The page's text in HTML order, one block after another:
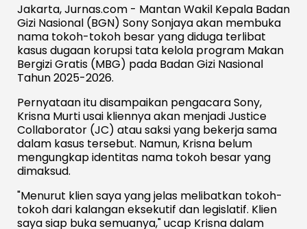
Jakarta, Jurnas.com - Mantan Wakil Kepala Badan
Gizi Nasional (BGN) Sony Sonjaya akan membuka
nama tokoh-tokoh besar yang diduga terlibat
kasus dugaan korupsi tata kelola program Makan
Bergizi Gratis (MBG) pada Badan Gizi Nasional
Tahun 2025-2026.
Pernyataan itu disampaikan pengacara Sony,
Krisna Murti usai kliennya akan menjadi Justice
Collaborator (JC) atau saksi yang bekerja sama
dalam kasus tersebut. Namun, Krisna belum
mengungkap identitas nama tokoh besar yang
dimaksud.
"Menurut klien saya yang jelas melibatkan tokoh-
tokoh dari kalangan eksekutif dan legislatif. Klien
saya siap buka semuanya," ucap Krisna dalam